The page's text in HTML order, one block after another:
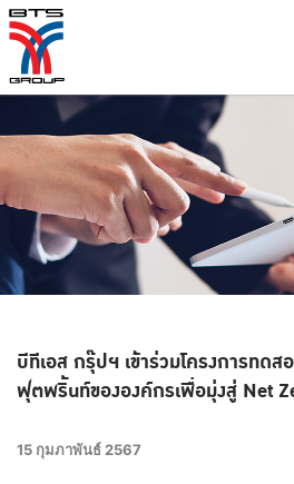
บีทีเอส กรุ๊ปฯ เข้าร่วมโครงการท
ฟุตพริ้นท์ขององค์กรเพื่อมุ่งสู่ Net
15 กุมภาพันธ์ 2567